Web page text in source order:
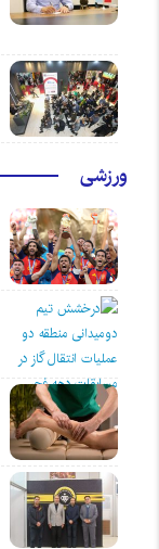
ورزشی